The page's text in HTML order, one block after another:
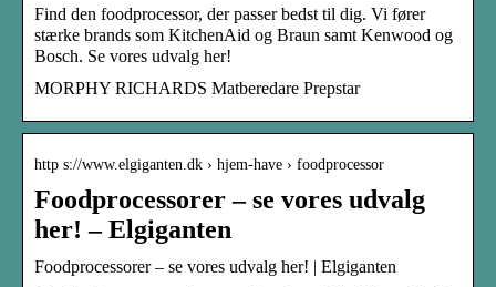
Find den foodprocessor, der passer bedst til dig. Vi fører
stærke brands som KitchenAid og Braun samt Kenwood og
Bosch. Se vores udvalg her!
MORPHY RICHARDS Matberedare Prepstar
http s://www.elgiganten.dk › hjem-have › foodprocessor
Foodprocessorer – se vores udvalg
her! – Elgiganten
Foodprocessorer – se vores udvalg her! | Elgiganten